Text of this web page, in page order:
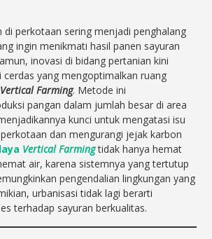
di perkotaan sering menjadi penghalang
ingin menikmati hasil panen sayuran
inovasi di bidang pertanian kini
cerdas yang mengoptimalkan ruang
Vertical Farming. Metode ini
pangan dalam jumlah besar di area
kunci untuk mengatasi isu
dan mengurangi jejak karbon
Vertical Farmingtidak hanya hemat
air, karena sistemnya yang tertutup
pengendalian lingkungan yang
urbanisasi tidak lagi berarti
terhadap sayuran berkualitas.